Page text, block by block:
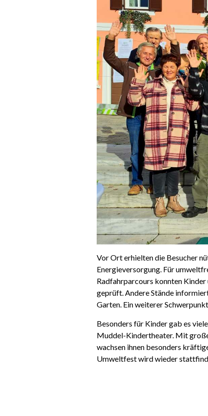
Vor Ort erhielten die Besucher
Energieversorgung. Für
Radfahrparcours konnten
geprüft. Andere Stände
Garten. Ein weiterer
Besonders für Kinder gab es
Muddel-Kindertheater. Mit
wachsen ihnen besonders
Umweltfest wird wieder